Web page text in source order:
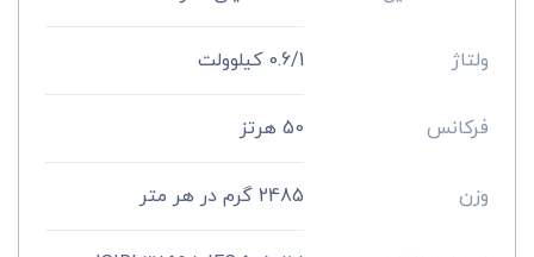
ولتاژ 0.6/1 کیلوولت
فرکانس 50 هرتز
وزن 2485 گرم در هر متر